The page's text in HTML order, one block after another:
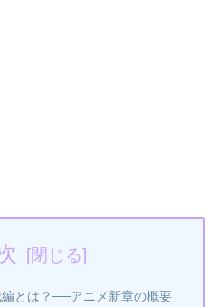
とは？──アニメ新章の概要